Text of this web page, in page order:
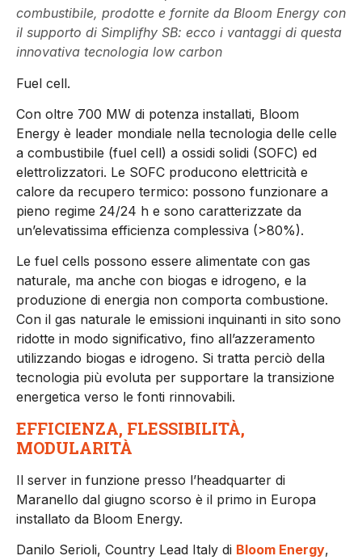
combustibile, prodotte e fornite da Bloom Energy con
il supporto di Simplifhy SB: ecco i vantaggi di questa
innovativa tecnologia low carbon
Fuel cell.
Con oltre 700 MW di potenza installati, Bloom
Energy è leader mondiale nella tecnologia delle celle
a combustibile (fuel cell) a ossidi solidi (SOFC) ed
elettrolizzatori. Le SOFC producono elettricità e
calore da recupero termico: possono funzionare a
pieno regime 24/24 h e sono caratterizzate da
un’elevatissima efficienza complessiva (>80%).
Le fuel cells possono essere alimentate con gas
naturale, ma anche con biogas e idrogeno, e la
produzione di energia non comporta combustione.
Con il gas naturale le emissioni inquinanti in sito sono
ridotte in modo significativo, fino all’azzeramento
utilizzando biogas e idrogeno. Si tratta perciò della
tecnologia più evoluta per supportare la transizione
energetica verso le fonti rinnovabili.
EFFICIENZA, FLESSIBILITÀ,
MODULARITÀ
Il server in funzione presso l’headquarter di
Maranello dal giugno scorso è il primo in Europa
installato da Bloom Energy.
Danilo Serioli, Country Lead Italy di Bloom Energy,